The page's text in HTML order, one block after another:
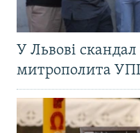
У Львові скандал
митрополита